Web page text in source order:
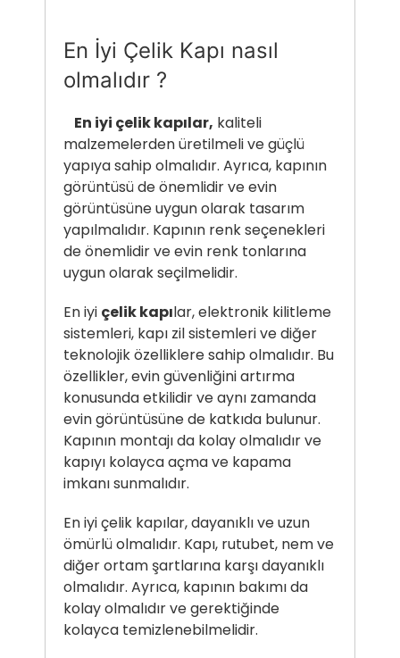
En İyi Çelik Kapı nasıl
olmalıdır ?
En iyi çelik kapılar, kaliteli
malzemelerden üretilmeli ve güçlü
yapıya sahip olmalıdır. Ayrıca, kapının
görüntüsü de önemlidir ve evin
görüntüsüne uygun olarak tasarım
yapılmalıdır. Kapının renk seçenekleri
de önemlidir ve evin renk tonlarına
uygun olarak seçilmelidir.
En iyi çelik kapılar, elektronik kilitleme
sistemleri, kapı zil sistemleri ve diğer
teknolojik özelliklere sahip olmalıdır. Bu
özellikler, evin güvenliğini artırma
konusunda etkilidir ve aynı zamanda
evin görüntüsüne de katkıda bulunur.
Kapının montajı da kolay olmalıdır ve
kapıyı kolayca açma ve kapama
imkanı sunmalıdır.
En iyi çelik kapılar, dayanıklı ve uzun
ömürlü olmalıdır. Kapı, rutubet, nem ve
diğer ortam şartlarına karşı dayanıklı
olmalıdır. Ayrıca, kapının bakımı da
kolay olmalıdır ve gerektiğinde
kolayca temizlenebilmelidir.